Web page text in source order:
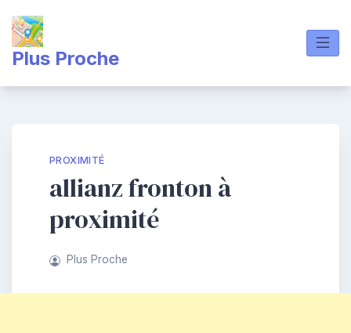
content
Plus Proche
PROXIMITÉ
allianz fronton à
proximité
Plus Proche